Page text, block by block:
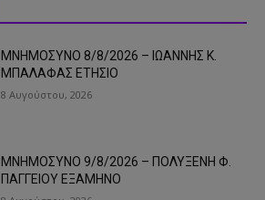
ΜΝΗΜΟΣΥΝΟ 8/8/2026 – ΙΩΑΝΝΗΣ Κ.
ΜΠΑΛΑΦΑΣ ΕΤΗΣΙΟ
8 Αυγούστου, 2026
ΜΝΗΜΟΣΥΝΟ 9/8/2026 – ΠΟΛΥΞΕΝΗ Φ.
ΠΑΓΓΕΙΟΥ ΕΞΑΜΗΝΟ